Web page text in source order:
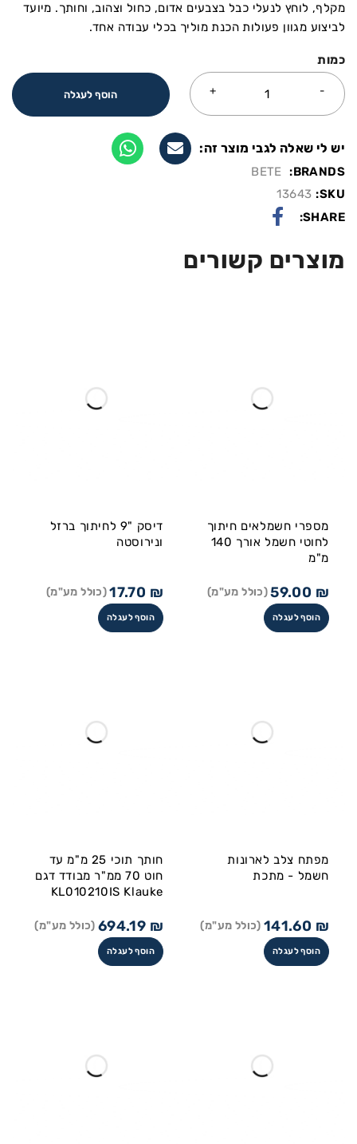
מקלף, לוחץ לנעלי כבל בצבעים אדום, כחול וצהוב, וחותך. מיועד
לביצוע מגוון פעולות הכנת מוליך בכלי עבודה אחד.
כמות
הוסף לעגלה
יש לי שאלה לגבי מוצר זה:
BRANDS:
BETE
SKU:
13643
SHARE:
מוצרים קשורים
מספרי חשמלאים חיתוך
לחוטי חשמל אורך 140
מ"מ
59.00 ₪ (כולל מע"מ)
הוסף לעגלה
דיסק "9 לחיתוך ברזל
ונירוסטה
17.70 ₪ (כולל מע"מ)
הוסף לעגלה
מפתח צלב לארונות
חשמל - מתכת
141.60 ₪ (כולל מע"מ)
הוסף לעגלה
חותך תוכי 25 מ"מ עד
חוט 70 ממ"ר מבודד דגם
KL010210IS Klauke
694.19 ₪ (כולל מע"מ)
הוסף לעגלה